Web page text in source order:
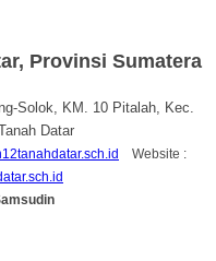
Provinsi Sumatera
Solok, KM. 10 Pitalah, Kec.
Datar
Website :